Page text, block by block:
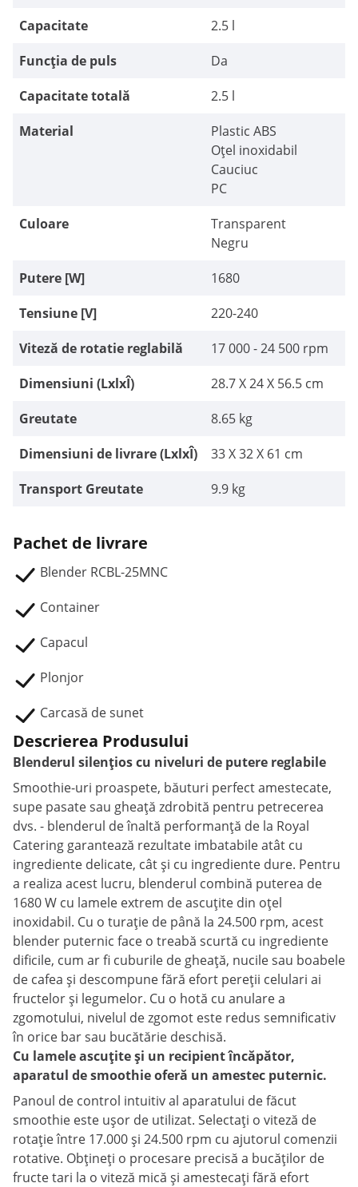
Capacitate
2.5 l
Funcția de puls
Da
Capacitate totală
2.5 l
Material
Plastic ABS
Oțel inoxidabil
Cauciuc
PC
Culoare
Transparent
Negru
Putere [W]
1680
Tensiune [V]
220-240
Viteză de rotatie reglabilă
17 000 - 24 500 rpm
Dimensiuni (LxlxÎ)
28.7 X 24 X 56.5 cm
Greutate
8.65 kg
Dimensiuni de livrare (LxlxÎ)
33 X 32 X 61 cm
Transport Greutate
9.9 kg
Pachet de livrare
Blender RCBL-25MNC
Container
Capacul
Plonjor
Carcasă de sunet
Descrierea Produsului
Blenderul silențios cu niveluri de putere reglabile
Smoothie-uri proaspete, băuturi perfect amestecate,
supe pasate sau gheață zdrobită pentru petrecerea
dvs. - blenderul de înaltă performanță de la Royal
Catering garantează rezultate imbatabile atât cu
ingrediente delicate, cât și cu ingrediente dure. Pentru
a realiza acest lucru, blenderul combină puterea de
1680 W cu lamele extrem de ascuțite din oțel
inoxidabil. Cu o turație de până la 24.500 rpm, acest
blender puternic face o treabă scurtă cu ingrediente
dificile, cum ar fi cuburile de gheață, nucile sau boabele
de cafea și descompune fără efort pereții celulari ai
fructelor și legumelor. Cu o hotă cu anulare a
zgomotului, nivelul de zgomot este redus semnificativ
în orice bar sau bucătărie deschisă.
Cu lamele ascuțite și un recipient încăpător,
aparatul de smoothie oferă un amestec puternic.
Panoul de control intuitiv al aparatului de făcut
smoothie este ușor de utilizat. Selectați o viteză de
rotație între 17.000 și 24.500 rpm cu ajutorul comenzii
rotative. Obțineți o procesare precisă a bucăților de
fructe tari la o viteză mică și amestecați fără efort